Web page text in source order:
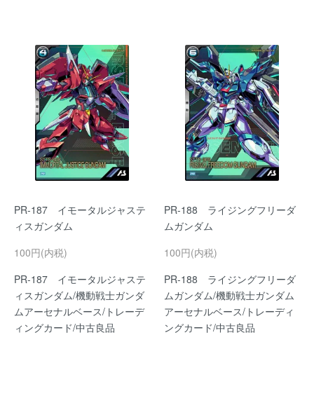
PR-187 イモータルジャステ
ィスガンダム
100円(内税)
PR-187 イモータルジャステ
ィスガンダム/機動戦士ガンダ
ムアーセナルベース/トレーデ
ィングカード/中古良品
PR-188 ライジングフリーダ
ムガンダム
100円(内税)
PR-188 ライジングフリーダ
ムガンダム/機動戦士ガンダム
アーセナルベース/トレーディ
ングカード/中古良品